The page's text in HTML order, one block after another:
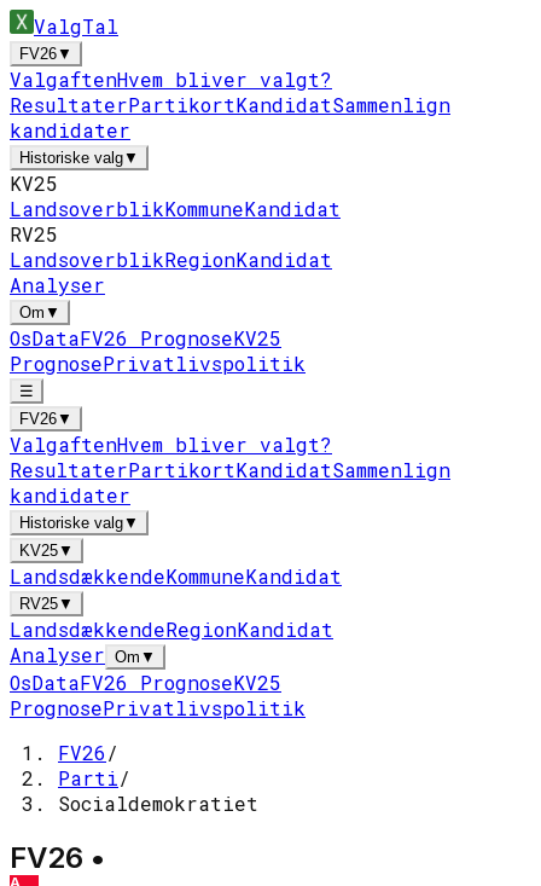
ValgTal
FV26▼
ValgaftenHvem bliver valgt?
ResultaterPartikortKandidatSammenlign
kandidater
Historiske valg▼
KV25
LandsoverblikKommuneKandidat
RV25
LandsoverblikRegionKandidat
Analyser
Om ▼
OsDataFV26 PrognoseKV25
PrognosePrivatlivspolitik
☰
FV26▼
ValgaftenHvem bliver valgt?
ResultaterPartikortKandidatSammenlign
kandidater
Historiske valg▼
KV25▼
LandsdækkendeKommuneKandidat
RV25▼
LandsdækkendeRegionKandidat
Analyser Om ▼
OsDataFV26 PrognoseKV25
PrognosePrivatlivspolitik
FV26/
Parti/
Socialdemokratiet
FV26 •